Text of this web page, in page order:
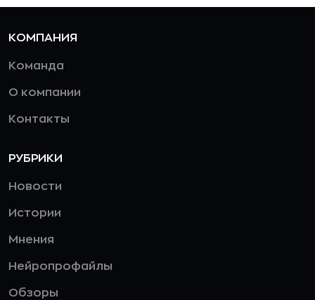
КОМПАНИЯ
Команда
О компании
Контакты
РУБРИКИ
Новости
Истории
Мнения
Нейропрофайлы
Обзоры